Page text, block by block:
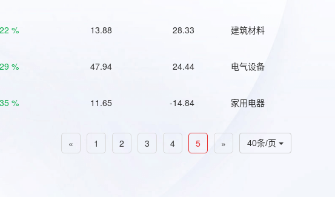
% 13.88 28.33 建筑材料
% 47.94 24.44 电气设备
% 11.65 -14.84 家用电器
40条/页
« 1 2 3 4 5 »